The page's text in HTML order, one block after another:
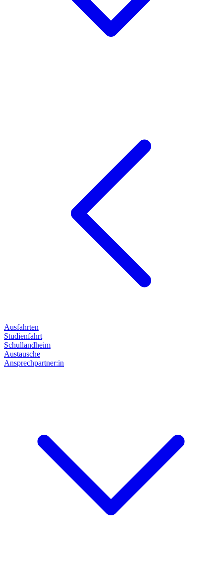
Ausfahrten
Studienfahrt
Schullandheim
Austausche
Ansprechpartner:in